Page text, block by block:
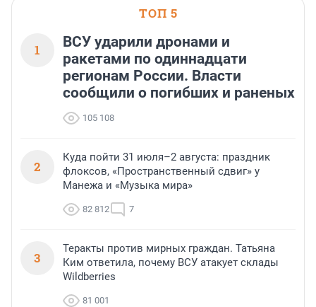
ТОП 5
1
ВСУ ударили дронами и
ракетами по одиннадцати
регионам России. Власти
сообщили о погибших и раненых
105 108
2
Куда пойти 31 июля–2 августа: праздник
флоксов, «Пространственный сдвиг» у
Манежа и «Музыка мира»
82 812 7
3
Теракты против мирных граждан. Татьяна
Ким ответила, почему ВСУ атакует склады
Wildberries
81 001